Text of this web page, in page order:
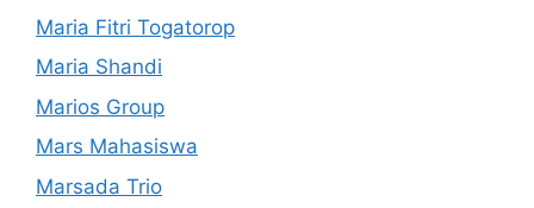
Maria Fitri Togatorop
Maria Shandi
Marios Group
Mars Mahasiswa
Marsada Trio